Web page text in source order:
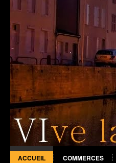
ACCUEIL COMMERCES